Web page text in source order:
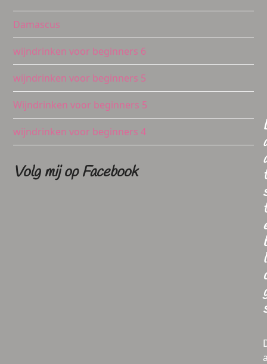
Damascus
wijndrinken voor beginners 6
wijndrinken voor beginners 5
Wijndrinken voor beginners 5
wijndrinken voor beginners 4
Volg mij op Facebook
t
t
l